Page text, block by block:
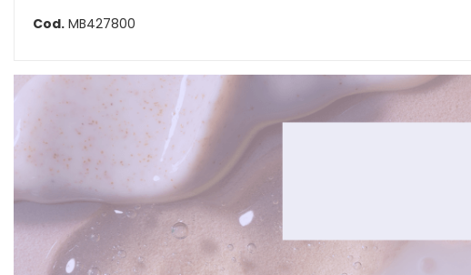
Cod. MB427800